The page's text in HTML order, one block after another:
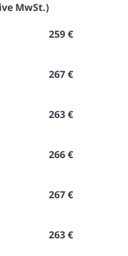
MwSt.)
259 €
267 €
263 €
266 €
267 €
263 €